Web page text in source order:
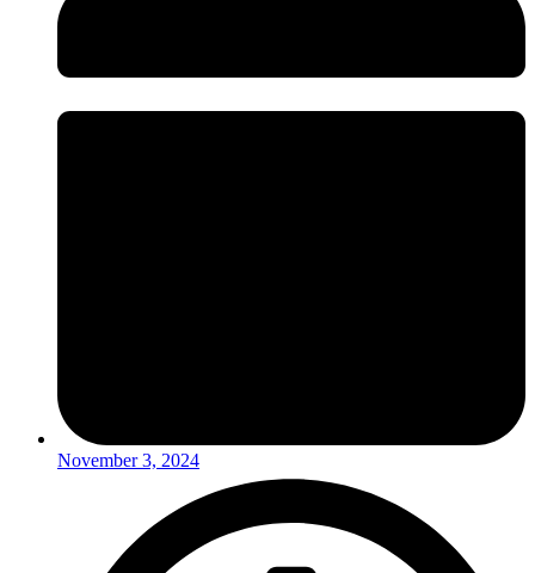
November 3, 2024